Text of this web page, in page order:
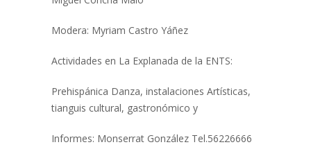
Modera: Myriam Castro Yáñez
Actividades en La Explanada de la ENTS:
Prehispánica Danza, instalaciones Artísticas,
tianguis cultural, gastronómico y
Informes: Monserrat González Tel.56226666